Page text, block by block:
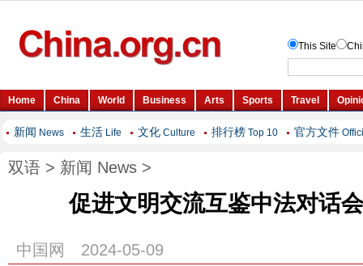
新闻 News 生活 Life 文化 Culture 排行榜 Top 10 官方文件
双语 > 新闻 News >
促进文明交流互鉴中法对话
中国网 2024-05-09